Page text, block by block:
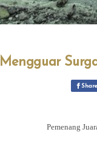
Mengguar
Share
Pemenang